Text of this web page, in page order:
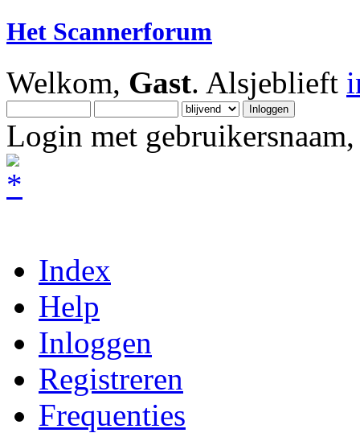
Het Scannerforum
Welkom, Gast. Alsjeblieft
Login met
Index
Help
Inloggen
Registreren
Frequenties